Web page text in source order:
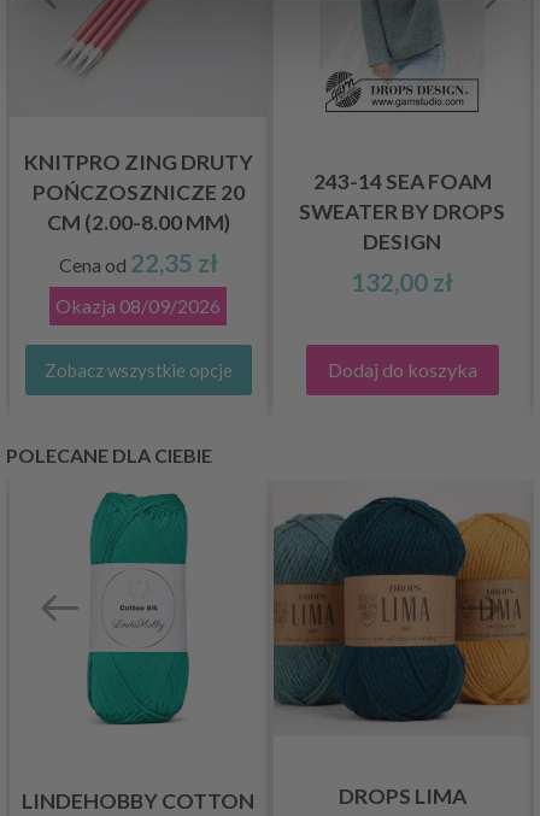
KNITPRO ZING DRUTY
POŃCZOSZNICZE 20
CM (2.00-8.00 MM)
Cena od 22,35 zł
Okazja 08/09/2026
Zobacz wszystkie opcje
243-14 SEA FOAM
SWEATER BY DROPS
DESIGN
132,00 zł
Dodaj do koszyka
POLECANE DLA CIEBIE
LINDEHOBBY COTTON
DROPS LIMA